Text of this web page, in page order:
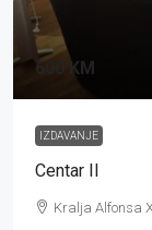
600 KM
IZDAVANJE
Centar II
Kralja Alfonsa